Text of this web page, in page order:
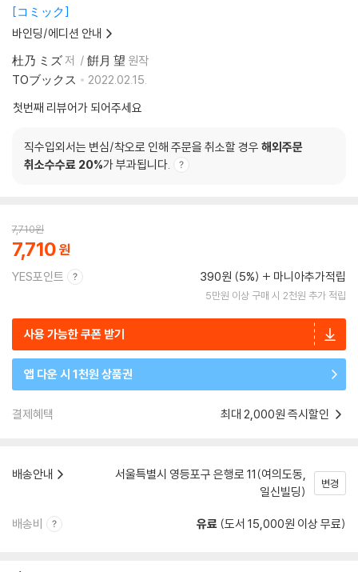
コミック
바인딩/에디션 안내
杜乃 ミズ저 餠月 望 원작
TOブックス
2022.02.15.
첫번째 리뷰어가 되어주세요
직수입외서는 변심/착오로 인해 주문을 취소할 경우 해외주문
취소수수료 20%가 부과됩니다.
7,710원
7,710
YES포인트 390원 (5%) 마니아추가적립
5만원 이상 구매 시 2천원 추가 적립
사용 가능한 쿠폰 받기
앱 다운 시 1천원 상품권
결제혜택 최대 2,000원 즉시할인
배송안내
서울특별시 영등포구 은행로 11(여의도동,
일신빌딩)
변경
배송비 유료 (도서 15,000원 이상 무료)